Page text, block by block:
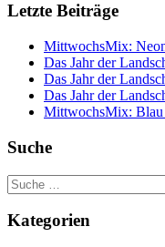
Letzte Beiträge
MittwochsMix:
Das Jahr der
Das Jahr der
Das Jahr der
MittwochsMix: Blau
Suche
Suche
nach:
Kategorien